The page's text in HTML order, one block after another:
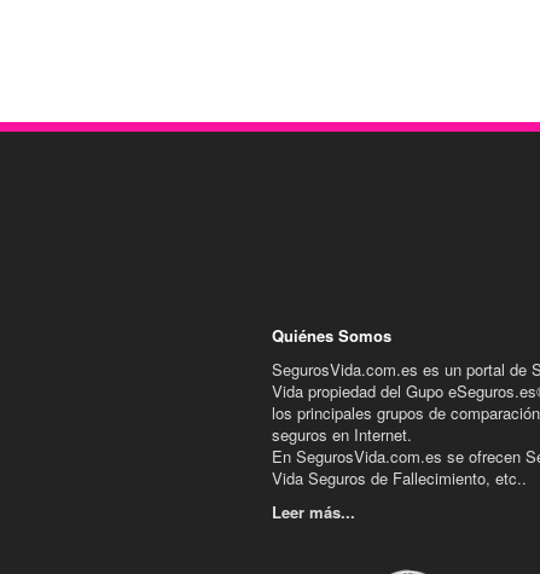
Quiénes Somos
SegurosVida.com.es es un portal de
Vida propiedad del Gupo
los principales grupos de
seguros en Internet.
En SegurosVida.com.es se ofrecen
Vida Seguros de Fallecimiento, etc..
Leer más...